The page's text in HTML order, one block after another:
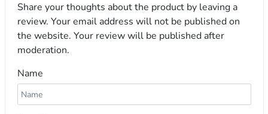
Share your thoughts about the product by leaving a
review. Your email address will not be published on
the website. Your review will be published after
moderation.
Name